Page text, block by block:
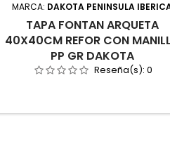
MARCA: DAKOTA PENINSULA
TAPA FONTAN ARQUETA
40X40CM REFOR CON
PP GR DAKOTA
Reseña(s): 0